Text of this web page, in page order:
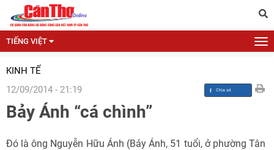
TIẾNG VIỆT
KINH TẾ
12/09/2014 - 21:19
Bảy Ánh “cá chình”
Đó là ông Nguyễn Hữu Ánh (Bảy Ánh, 51 tuổi, ở phường Tân